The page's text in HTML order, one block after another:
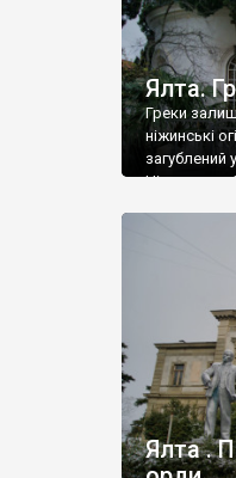
Ялта.
Греки
ніжинські
загублений
Ніжин
Ялта .